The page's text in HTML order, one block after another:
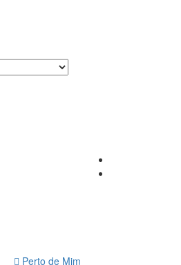
Perto de Mim